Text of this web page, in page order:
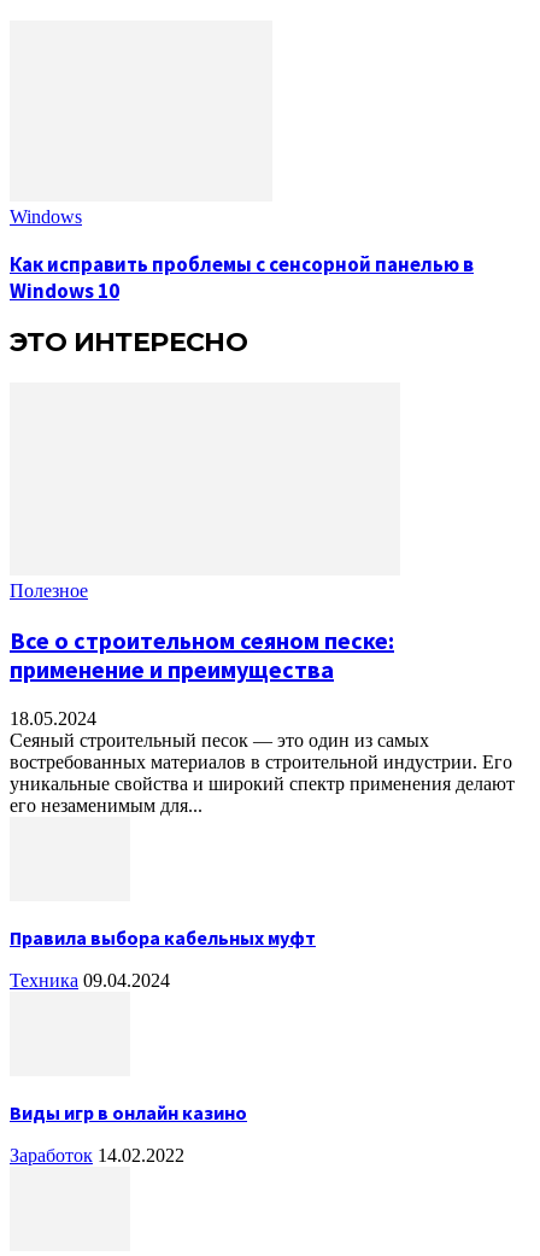
Windows
Как исправить проблемы с сенсорной панелью в
Windows 10
ЭТО ИНТЕРЕСНО
Полезное
Все о строительном сеяном песке:
применение и преимущества
18.05.2024
Сеяный строительный песок — это один из самых
востребованных материалов в строительной индустрии. Его
уникальные свойства и широкий спектр применения делают
его незаменимым для...
Правила выбора кабельных муфт
Техника 09.04.2024
Виды игр в онлайн казино
Заработок 14.02.2022